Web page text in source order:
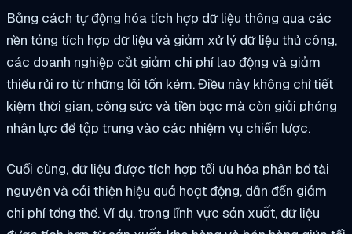
Bằng cách tự động hóa tích hợp dữ liệu thông qua các
nền tảng tích hợp dữ liệu và giảm xử lý dữ liệu thủ công,
các doanh nghiệp cắt giảm chi phí lao động và giảm
thiểu rủi ro từ những lỗi tốn kém. Điều này không chỉ tiết
kiệm thời gian, công sức và tiền bạc mà còn giải phóng
nhân lực để tập trung vào các nhiệm vụ chiến lược.
Cuối cùng, dữ liệu được tích hợp tối ưu hóa phân bổ tài
nguyên và cải thiện hiệu quả hoạt động, dẫn đến giảm
chi phí tổng thể. Ví dụ, trong lĩnh vực sản xuất, dữ liệu